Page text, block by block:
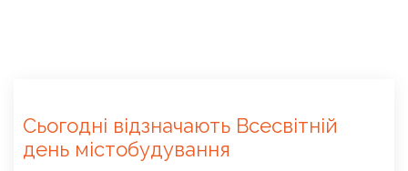
Сьогодні відзначають Всесвітній
день містобудування